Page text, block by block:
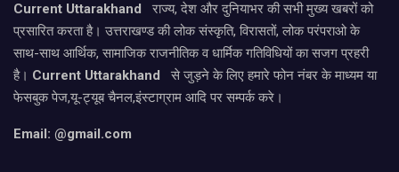
Current Uttarakhand
राज्य, देश और दुनियाभर की सभी मुख्य खबरों को
प्रसारित करता है। उत्तराखण्ड की लोक संस्कृति, विरासतों, लोक परंपराओ के
साथ-साथ आर्थिक, सामाजिक राजनीतिक व धार्मिक गतिविधियों का सजग प्रहरी
है। Current Uttarakhand
से जुड़ने के लिए हमारे फोन नंबर के माध्यम या
फेसबुक पेज,यू-ट्यूब चैनल,इंस्टाग्राम आदि पर सम्पर्क करे।
Email: @gmail.com